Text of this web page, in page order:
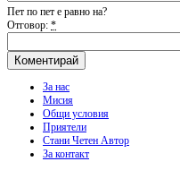
Пет по пет е равно на?
Отговор: *
За нас
Мисия
Общи условия
Приятели
Стани Четен Автор
За контакт